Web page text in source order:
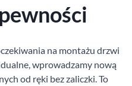
zł z VAT
na montażu drzwi
wprowadzamy nową
od ręki bez zaliczki. To